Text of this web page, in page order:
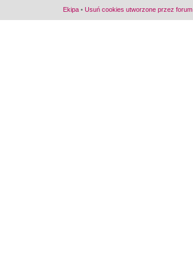
Ekipa • Usuń cookies utworzone przez forum